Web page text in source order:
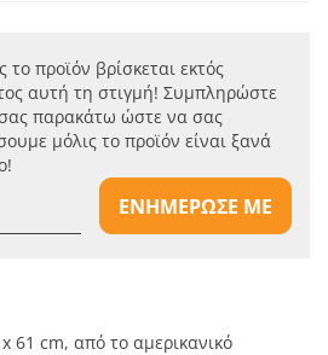
προϊόν βρίσκεται εκτός
αυτή τη στιγμή! Συμπληρώστε
παρακάτω ώστε να σας
μόλις το προϊόν είναι ξανά
ΕΝΗΜΕΡΩΣΕ ΜΕ
61 cm, από το αμερικανικό